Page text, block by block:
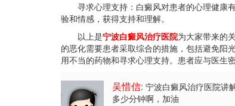
寻求心理支持：白癜风对患者的心理健康
验和情感，获得支持和理解。
以上是宁波白癜风治疗医院为大家带来的
的恶化需要患者采取综合的措施，包括避免阳
用不当的药物和寻求心理支持。患者应与医生
吴惜信: 宁波白癜风治疗医院讲
多少分钟啊，加油